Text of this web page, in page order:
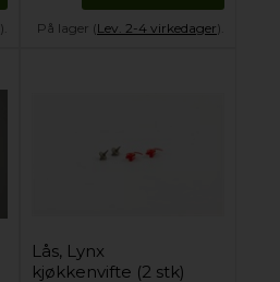
). På lager (Lev. 2-4 virkedager).
Lås, Lynx
kjøkkenvifte (2 stk)